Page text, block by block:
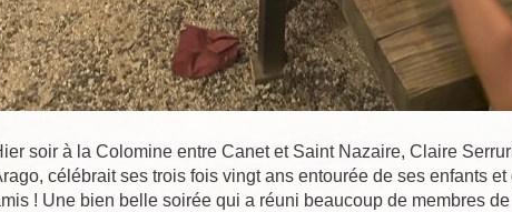
soir à la Colomine entre Canet et Saint Nazaire, Claire
célébrait ses trois fois vingt ans entourée de ses enfants
! Une bien belle soirée qui a réuni beaucoup de membres